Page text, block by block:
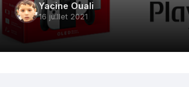
Yacine Ouali
16 juillet 2021